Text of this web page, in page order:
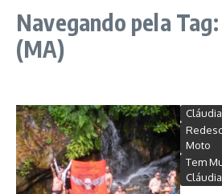
Navegando pela
(MA)
Moto
Tem